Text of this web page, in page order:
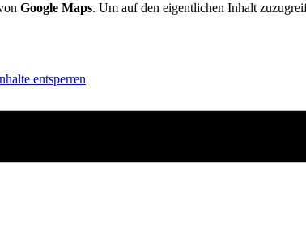
Google Maps. Um auf den eigentlichen Inhalt
entsperren